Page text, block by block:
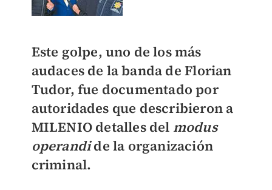
Este golpe, uno de los más
audaces de la banda deFlorian
Tudor, fue documentado por
autoridades que describieron a
MILENIO detalles del modus
operandide la organización
criminal.